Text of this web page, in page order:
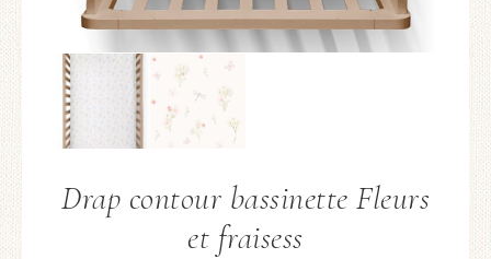
Drap contour bassinette Fleurs
et fraisess